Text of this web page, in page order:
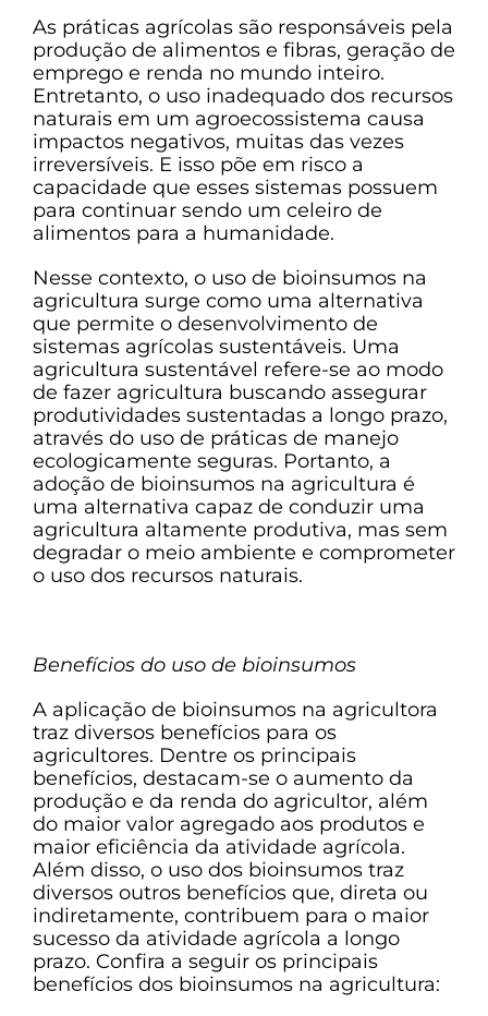
As práticas agrícolas são responsáveis pela
produção de alimentos e fibras, geração de
emprego e renda no mundo inteiro.
Entretanto, o uso inadequado dos recursos
naturais em um agroecossistema causa
impactos negativos, muitas das vezes
irreversíveis. E isso põe em risco a
capacidade que esses sistemas possuem
para continuar sendo um celeiro de
alimentos para a humanidade.
Nesse contexto, o uso de bioinsumos na
agricultura surge como uma alternativa
que permite o desenvolvimento de
sistemas agrícolas sustentáveis. Uma
agricultura sustentável refere-se ao modo
de fazer agricultura buscando assegurar
produtividades sustentadas a longo prazo,
através do uso de práticas de manejo
ecologicamente seguras. Portanto, a
adoção de bioinsumos na agricultura é
uma alternativa capaz de conduzir uma
agricultura altamente produtiva, mas sem
degradar o meio ambiente e comprometer
o uso dos recursos naturais.
Benefícios do uso de bioinsumos
A aplicação de bioinsumos na agricultora
traz diversos benefícios para os
agricultores. Dentre os principais
benefícios, destacam-se o aumento da
produção e da renda do agricultor, além
do maior valor agregado aos produtos e
maior eficiência da atividade agrícola.
Além disso, o uso dos bioinsumos traz
diversos outros benefícios que, direta ou
indiretamente, contribuem para o maior
sucesso da atividade agrícola a longo
prazo. Confira a seguir os principais
benefícios dos bioinsumos na agricultura: